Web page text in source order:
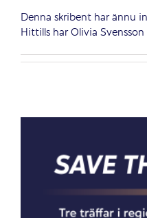
Denna skribent har ännu
Hittills har Olivia